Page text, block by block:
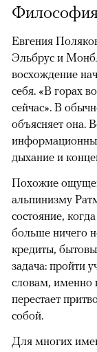
Евгения
Эльбрус и
восхождение
себя. «В горах
сейчас». В
объясняет она.
дыхание и
Похожие
альпинизму
состояние,
больше ничего
кредиты,
задача: пройти
словам, именно
перестает
собой.
Для многих